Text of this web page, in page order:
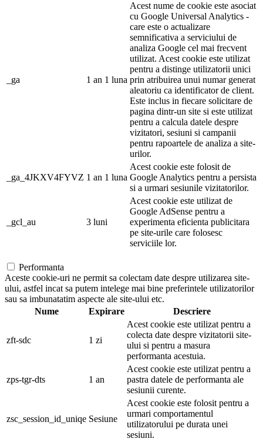
_ga 1 an 1 luna
Acest nume de cookie este asociat
cu Google Universal Analytics -
care este o actualizare
semnificativa a serviciului de
analiza Google cel mai frecvent
utilizat. Acest cookie este utilizat
pentru a distinge utilizatorii unici
prin atribuirea unui numar generat
aleatoriu ca identificator de client.
Este inclus in fiecare solicitare de
pagina dintr-un site si este utilizat
pentru a calcula datele despre
vizitatori, sesiuni si campanii
pentru rapoartele de analiza a site-
urilor.
_ga_4JKXV4FYVZ 1 an 1 luna
Acest cookie este folosit de
Google Analytics pentru a persista
si a urmari sesiunile vizitatorilor.
_gcl_au 3 luni
Acest cookie este utilizat de
Google AdSense pentru a
experimenta eficienta publicitara
pe site-urile care folosesc
serviciile lor.
Performanta
Aceste cookie-uri ne permit sa colectam date despre utilizarea site-
ului, astfel incat sa putem intelege mai bine preferintele utilizatorilor
sau sa imbunatatim aspecte ale site-ului etc.
Nume
Expirare Descriere
zft-sdc 1 zi
Acest cookie este utilizat pentru a
colecta date despre vizitatorii site-
ului si pentru a masura
performanta acestuia.
zps-tgr-dts 1 an
Acest cookie este utilizat pentru a
pastra datele de performanta ale
sesiunii curente.
zsc_session_id_uniqe Sesiune
Acest cookie este folosit pentru a
urmari comportamentul
utilizatorului pe durata unei
sesiuni.